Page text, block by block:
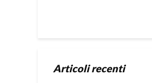
Articoli recenti